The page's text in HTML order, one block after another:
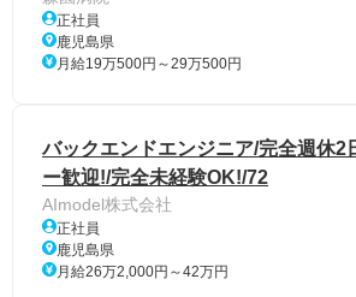
正社員
鹿児島県
月給19万500円～29万500円
バックエンドエンジニア/完全週休2
ー歓迎!/完全未経験OK!/72
AImodel株式会社
正社員
鹿児島県
月給26万2,000円～42万円